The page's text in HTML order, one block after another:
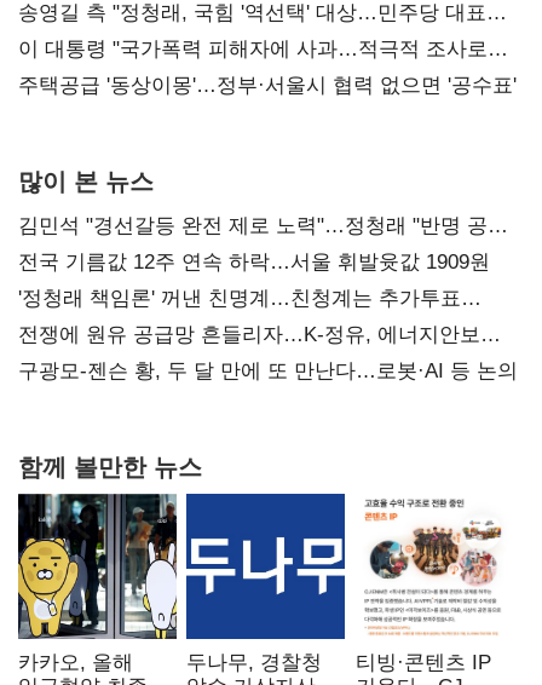
리모델링' 제안
송영길 측 "정청래, 국힘 '역선택' 대상…민주당 대표로
총선 지휘 못해"
이 대통령 "국가폭력 피해자에 사과…적극적 조사로
진실 밝혀야"
주택공급 '동상이몽'…정부·서울시 협력 없으면 '공수표'
많이 본 뉴스
김민석 "경선갈등 완전 제로 노력"…정청래 "반명 공세
사과부터"
전국 기름값 12주 연속 하락…서울 휘발윳값 1909원
'정청래 책임론' 꺼낸 친명계…친청계는 추가투표
때리기
전쟁에 원유 공급망 흔들리자…K-정유, 에너지안보
핵심으로 재부상
구광모-젠슨 황, 두 달 만에 또 만난다…로봇·AI 등 논의
함께 볼만한 뉴스
카카오, 올해
두나무, 경찰청
티빙·콘텐츠 IP